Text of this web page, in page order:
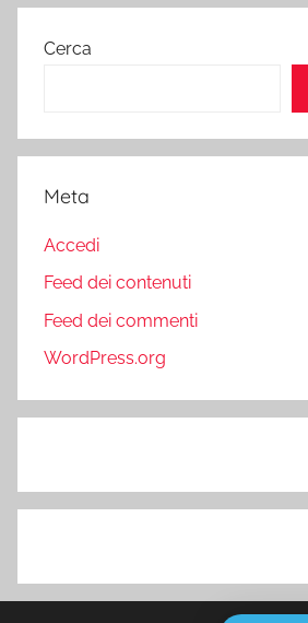
Cerca
Meta
Accedi
Feed dei contenuti
Feed dei commenti
WordPress.org